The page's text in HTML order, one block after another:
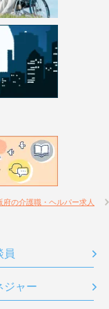
府の介護職・ヘルパー求人
員
ジャー